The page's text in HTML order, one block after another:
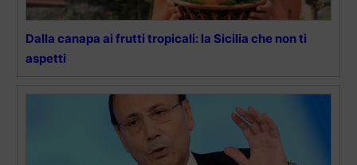
Dalla canapa ai frutti tropicali: la Sicilia che non ti
aspetti